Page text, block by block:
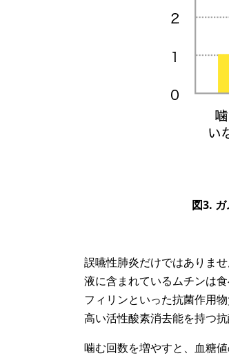
図3.
誤嚥性肺炎だけではありま
液に含まれているムチンは
フィリンといった抗菌作用
高い活性酸素消去能を持つ
噛む回数を増やすと、血糖